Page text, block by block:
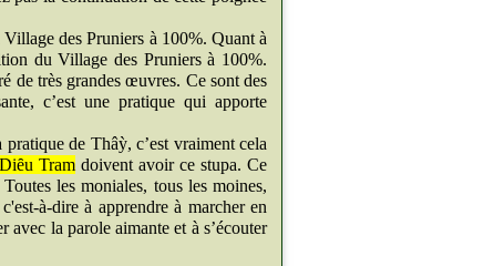
des Pruniers à 100%. Quant à
du Village des Pruniers à 100%.
de très grandes œuvres. Ce sont des
c’est une pratique qui apporte
de Thâỳ, c’est vraiment cela
Diȇu Tram doivent avoir ce stupa. Ce
les moniales, tous les moines,
à-dire à apprendre à marcher en
la parole aimante et à s’écouter